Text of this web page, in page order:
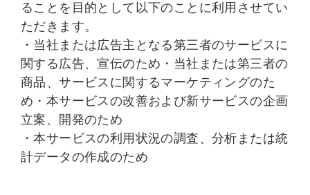
ることを目的として以下のことに利用させてい
ただきます。
・当社または広告主となる第三者のサービスに
関する広告、宣伝のため・当社または第三者の
商品、サービスに関するマーケティングのた
め・本サービスの改善および新サービスの企画
立案、開発のため
・本サービスの利用状況の調査、分析または統
計データの作成のため